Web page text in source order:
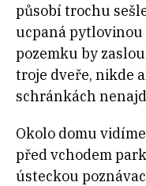
působí trochu
ucpaná
pozemku by
troje dveře, nikde
schránkách
Okolo domu
před vchodem
ústeckou